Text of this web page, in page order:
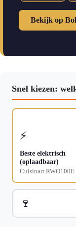
Bekijk op
Snel kiezen:
⚡
Beste elektrisch
(oplaadbaar)
Cuisinart RWO100E
🍷